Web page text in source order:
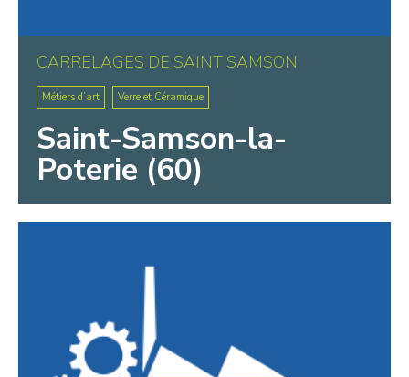
CARRELAGES DE SAINT SAMSON
Métiers d’art Verre et Céramique
Saint-Samson-la-
Poterie (60)